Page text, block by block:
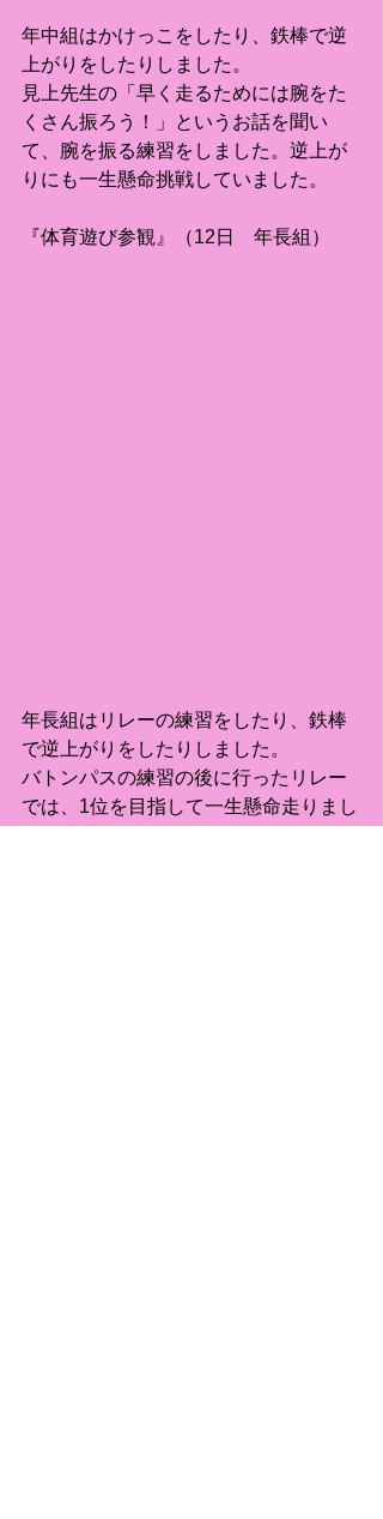
年中組はかけっこをしたり、鉄棒で逆
上がりをしたりしました。
見上先生の「早く走るためには腕をた
くさん振ろう！」というお話を聞い
て、腕を振る練習をしました。逆上が
りにも一生懸命挑戦していました。
『体育遊び参観』（12日　年長組）
年長組はリレーの練習をしたり、鉄棒
で逆上がりをしたりしました。
バトンパスの練習の後に行ったリレー
では、1位を目指して一生懸命走りまし